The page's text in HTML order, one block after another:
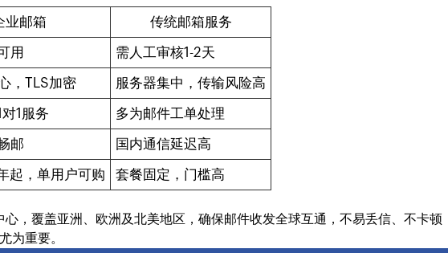
业邮箱
传统邮箱服务
用
需人工审核1-2天
，TLS加密
服务器集中，传输风险高
1服务
多为邮件工单处理
邮
国内通信延迟高
起，单用户可购 套餐固定，门槛高
，覆盖亚洲、欧洲及北美地区，确保邮件收发全球互通，不易丢信、不卡顿
为重要。